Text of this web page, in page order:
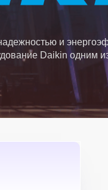
и
Daikin одним